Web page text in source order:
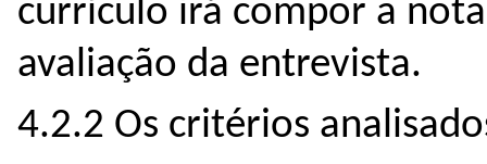
currículo irá compor a
avaliação da entrevista.
4.2.2 Os critérios